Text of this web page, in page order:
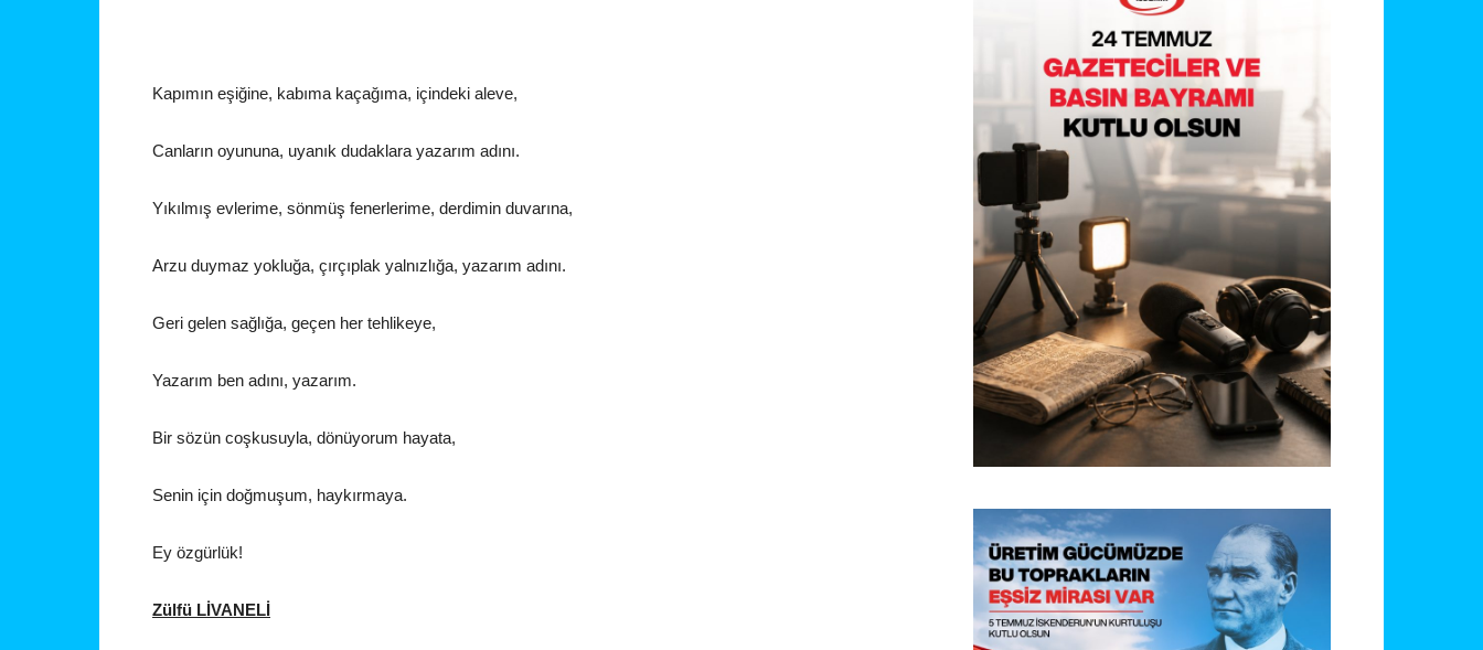
Kapımın eşiğine, kabıma kaçağıma, içindeki aleve,
Canların oyununa, uyanık dudaklara yazarım adını.
Yıkılmış evlerime, sönmüş fenerlerime, derdimin duvarına,
Arzu duymaz yokluğa, çırçıplak yalnızlığa, yazarım adını.
Geri gelen sağlığa, geçen her tehlikeye,
Yazarım ben adını, yazarım.
Bir sözün coşkusuyla, dönüyorum hayata,
Senin için doğmuşum, haykırmaya.
Ey özgürlük!
Zülfü LİVANELİ